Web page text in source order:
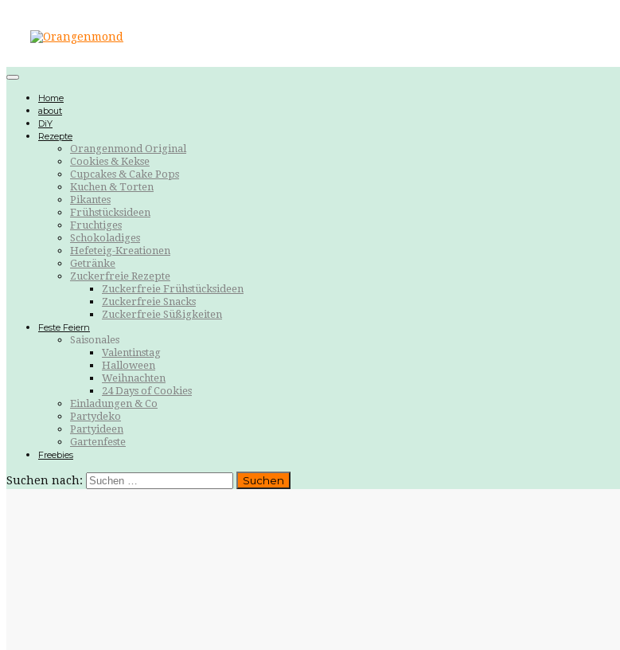
Home
about
DiY
Rezepte
Orangenmond Original
Cookies & Kekse
Cupcakes & Cake Pops
Kuchen & Torten
Pikantes
Frühstücksideen
Fruchtiges
Schokoladiges
Hefeteig-Kreationen
Getränke
Zuckerfreie Rezepte
Zuckerfreie Frühstücksideen
Zuckerfreie Snacks
Zuckerfreie Süßigkeiten
Feste Feiern
Saisonales
Valentinstag
Halloween
Weihnachten
24 Days of Cookies
Einladungen & Co
Partydeko
Partyideen
Gartenfeste
Freebies
Suchen nach: